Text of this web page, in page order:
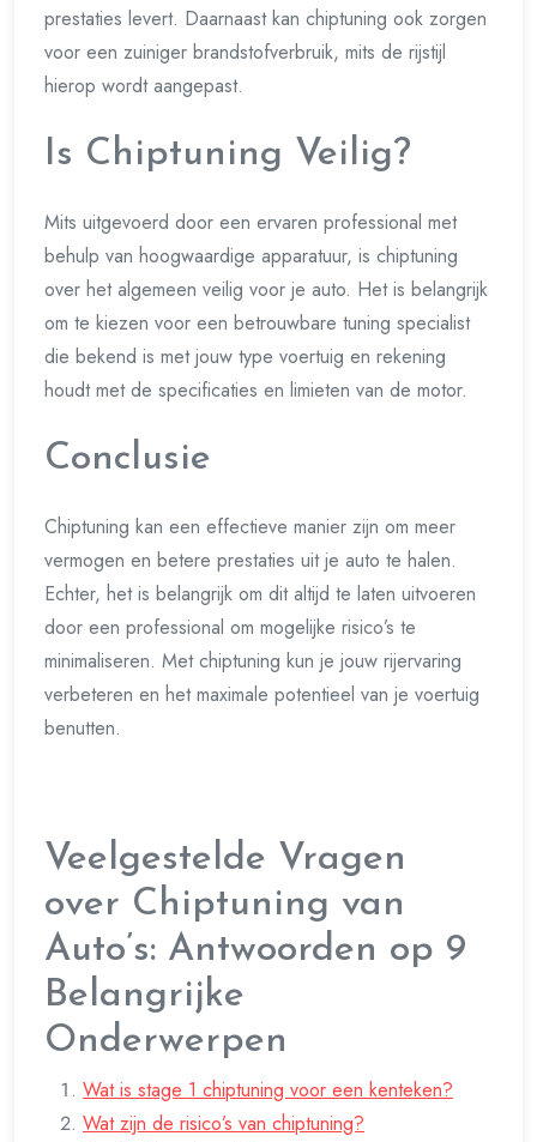
prestaties levert. Daarnaast kan chiptuning ook zorgen
voor een zuiniger brandstofverbruik, mits de rijstijl
hierop wordt aangepast.
Is Chiptuning Veilig?
Mits uitgevoerd door een ervaren professional met
behulp van hoogwaardige apparatuur, is chiptuning
over het algemeen veilig voor je auto. Het is belangrijk
om te kiezen voor een betrouwbare tuning specialist
die bekend is met jouw type voertuig en rekening
houdt met de specificaties en limieten van de motor.
Conclusie
Chiptuning kan een effectieve manier zijn om meer
vermogen en betere prestaties uit je auto te halen.
Echter, het is belangrijk om dit altijd te laten uitvoeren
door een professional om mogelijke risico’s te
minimaliseren. Met chiptuning kun je jouw rijervaring
verbeteren en het maximale potentieel van je voertuig
benutten.
Veelgestelde Vragen
over Chiptuning van
Auto’s: Antwoorden op 9
Belangrijke
Onderwerpen
Wat is stage 1 chiptuning voor een kenteken?
Wat zijn de risico’s van chiptuning?